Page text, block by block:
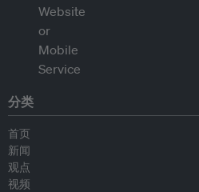
分类
首页
新闻
观点
视频